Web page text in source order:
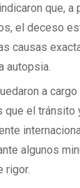
que,
el deceso
causas
autopsia.
a
que el tránsito
algunos
rigor.